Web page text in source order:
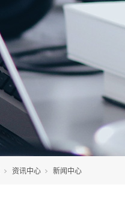
资讯中心 新闻中心